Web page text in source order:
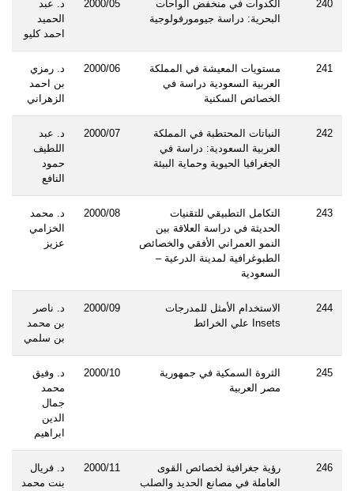
240
الكدوات في منخفض الواحات
البحرية: دراسة جيومورفولوجية
2000/05
د. عبد
الحميد
احمد كليو
241
مستويات المعيشة في المملكة
العربية السعودية دراسة في
الخصائص السكنية
2000/06
د. رمزي
بن احمد
الزهراني
242
النباتات المحتطبة في المملكة
العربية السعودية: دراسة في
الجغرافيا الحيوية وحماية البيئة
2000/07
د. عبد
اللطيف
حمود
النافع
243
التكامل التطبيقي للتقنيات
الحديثة في دراسة العلاقة بين
النمو العمراني الأفقي والخصائص
الطبوغرافية لمدينة الدرعية –
السعودية
2000/08
د. محمد
الخزامي
عزيز
244
الاستخدام الأمثل للمدرجات
Insets علي الخرائط
2000/09
د. ناصر
بن محمد
بن سلمي
245
الثروة السمكية في جمهورية
مصر العربية
2000/10
د. وفيق
محمد
جمال
الدين
ابراهيم
246
رؤية جغرافية لخصائص القوى
العاملة في مصانع الحديد والصلب
2000/11
د. فريال
بنت محمد